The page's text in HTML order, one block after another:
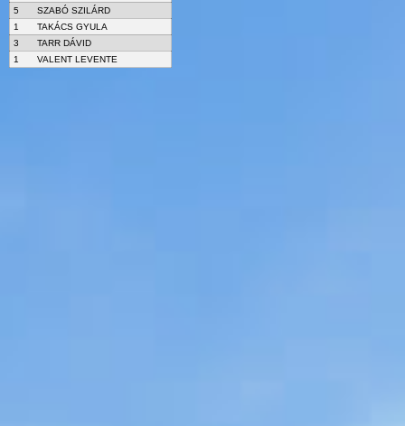
5
SZABÓ SZILÁRD
1
TAKÁCS GYULA
3
TARR DÁVID
1
VALENT LEVENTE